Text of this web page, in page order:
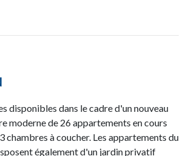
disponibles dans le cadre d'un nouveau
moderne de 26 appartements en cours
chambres à coucher. Les appartements du
également d'un jardin privatif